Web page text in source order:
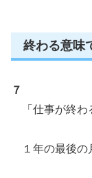
終わる意味
７
「仕事が終わ
１年の最後の